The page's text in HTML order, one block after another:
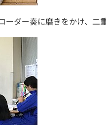
ダー奏に磨きをかけ、二